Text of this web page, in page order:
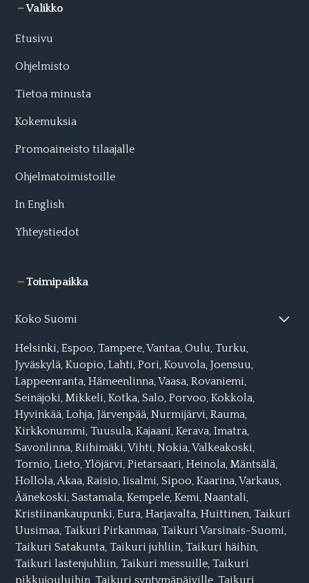
Valikko
Etusivu
Ohjelmisto
Tietoa minusta
Kokemuksia
Promoaineisto tilaajalle
Ohjelmatoimistoille
In English
Yhteystiedot
Toimipaikka
Koko Suomi
Helsinki,Espoo,Tampere,Vantaa,Oulu,Turku,
Jyväskylä,Kuopio,Lahti, Pori,Kouvola,Joensuu,
Lappeenranta,Hämeenlinna,Vaasa,Rovaniemi,
Seinäjoki,Mikkeli, Kotka,Salo,Porvoo,Kokkola,
Hyvinkää,Lohja,Järvenpää,Nurmijärvi,Rauma,
Kirkkonummi,Tuusula,Kajaani,Kerava,Imatra,
Savonlinna,Riihimäki,Vihti,Nokia,Valkeakoski,
Tornio,Lieto,Ylöjärvi,Pietarsaari,Heinola,Mäntsälä,
Hollola,Akaa,Raisio,Iisalmi,Sipoo,Kaarina,Varkaus,
Äänekoski,Sastamala,Kempele,Kemi,Naantali,
Kristiinankaupunki,Eura,Harjavalta,Huittinen, Taikuri
Uusimaa,Taikuri Pirkanmaa,Taikuri Varsinais-Suomi,
Taikuri Satakunta,Taikuri juhliin,Taikuri häihin,
Taikuri lastenjuhliin,Taikuri messuille,Taikuri
pikkujouluihin ,Taikuri syntymäpäiville ,Taikuri